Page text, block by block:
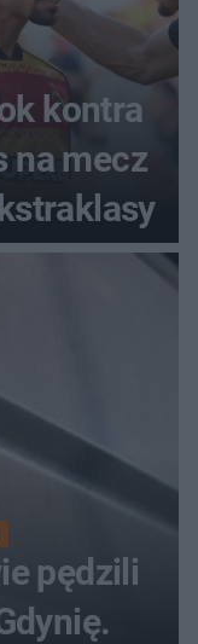
kontra
na mecz
pędzili